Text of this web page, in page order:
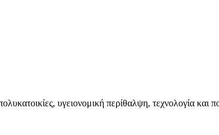
υγειονομική περίθαλψη, τεχνολογία και